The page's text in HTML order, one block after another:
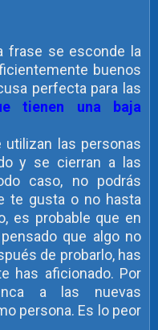
frase se esconde la
buenos
perfecta para las
tienen una baja
utilizan las personas
y se cierran a las
caso, no podrás
te gusta o no hasta
es probable que en
que algo no
de probarlo, has
has aficionado. Por
a las nuevas
persona. Es lo peor